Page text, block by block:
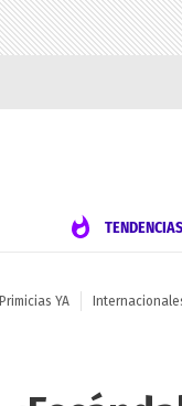
TENDENCIAS
Primicias YA